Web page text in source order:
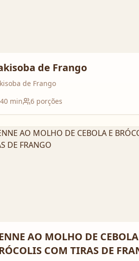
de Frango
de Frango
40min 6porções
AO MOLHO DE
COM TIRAS DE